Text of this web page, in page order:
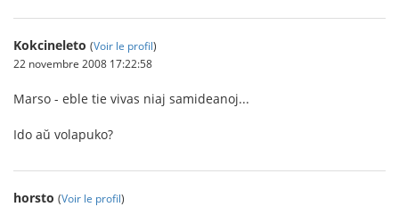
Kokcineleto (Voir le profil)
22 novembre 2008 17:22:58
Marso - eble tie vivas niaj samideanoj...
Ido aŭ volapuko?
horsto (Voir le profil)